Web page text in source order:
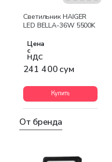
Светильник HAIGER
LED BELLA-36W 5500K
Цена
с
НДС
241 400 сум
Купить
От бренда